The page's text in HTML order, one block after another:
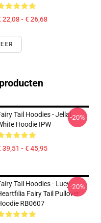
22,08 - € 26,68
Tail Hoodies - Jellal
Hoodie IPW
39,51 - € 45,95
-20%
Tail Hoodies - Lucy
Fairy Tail Pullover
RB0607
-20%